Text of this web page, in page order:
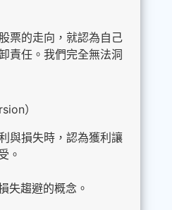
票的走向，就認為自己
責任。我們完全無法洞
）
與損失時，認為獲利讓
。
失趨避的概念。